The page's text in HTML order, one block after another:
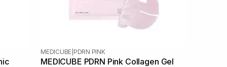
MEDICUBE PDRN PINK
MEDICUBE PDRN Pink Collagen Gel